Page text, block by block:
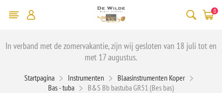
0
In verband met de zomervakantie, zijn wij gesloten van 18 juli tot en
met 17 augustus.
Startpagina Instrumenten
Blaasinstrumenten Koper
Bas - tuba
B&S Bb bastuba GR51 (Bes bas)